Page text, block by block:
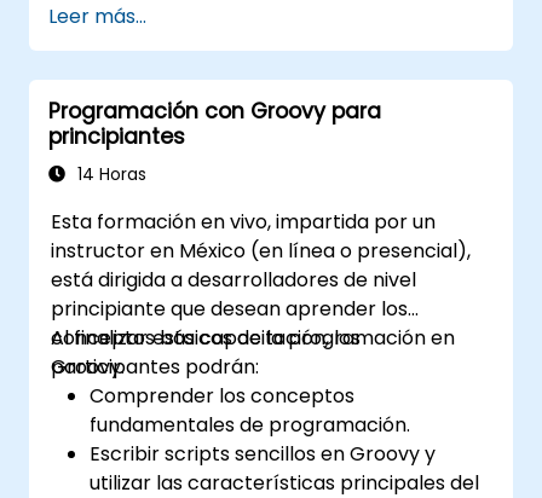
FARM.
Aprender a construir APIs REST con
FastAPI.
Descubrir cómo diseñar aplicaciones
interactivas con React.
Desarrollar, probar e implementar
back-end) utilizando el stack FARM.
Leer más...
Programación con Groovy para
principiantes
14 Horas
Esta formación en vivo, impartida por un
instructor en México (en línea o presencial),
está dirigida a desarrolladores de nivel
principiante que desean aprender los
conceptos básicos de la programación en
Groovy.
Al finalizar esta capacitación, los
participantes podrán:
Comprender los conceptos
fundamentales de programación.
Escribir scripts sencillos en Groovy y
utilizar las características principales del